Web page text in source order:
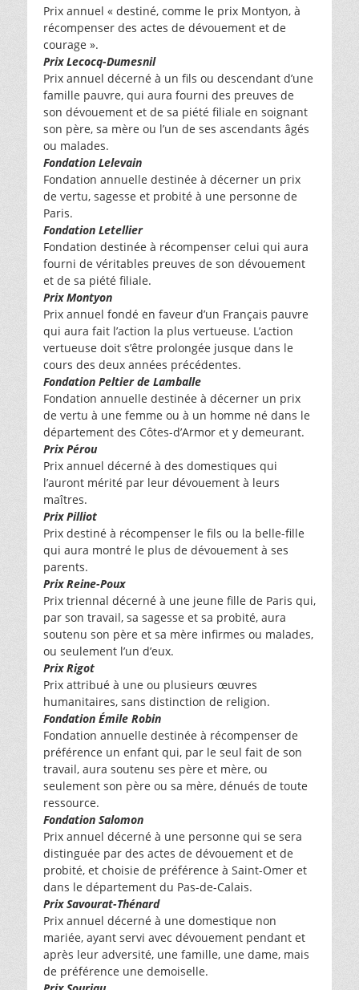
Prix annuel « destiné, comme le prix Montyon, à
récompenser des actes de dévouement et de
courage ».
Prix Lecocq-Dumesnil
Prix annuel décerné à un fils ou descendant d’une
famille pauvre, qui aura fourni des preuves de
son dévouement et de sa piété filiale en soignant
son père, sa mère ou l’un de ses ascendants âgés
ou malades.
Fondation Lelevain
Fondation annuelle destinée à décerner un prix
de vertu, sagesse et probité à une personne de
Paris.
Fondation Letellier
Fondation destinée à récompenser celui qui aura
fourni de véritables preuves de son dévouement
et de sa piété filiale.
Prix Montyon
Prix annuel fondé en faveur d’un Français pauvre
qui aura fait l’action la plus vertueuse. L’action
vertueuse doit s’être prolongée jusque dans le
cours des deux années précédentes.
Fondation Peltier de Lamballe
Fondation annuelle destinée à décerner un prix
de vertu à une femme ou à un homme né dans le
département des Côtes-d’Armor et y demeurant.
Prix Pérou
Prix annuel décerné à des domestiques qui
l’auront mérité par leur dévouement à leurs
maîtres.
Prix Pilliot
Prix destiné à récompenser le fils ou la belle-fille
qui aura montré le plus de dévouement à ses
parents.
Prix Reine-Poux
Prix triennal décerné à une jeune fille de Paris qui,
par son travail, sa sagesse et sa probité, aura
soutenu son père et sa mère infirmes ou malades,
ou seulement l’un d’eux.
Prix Rigot
Prix attribué à une ou plusieurs œuvres
humanitaires, sans distinction de religion.
Fondation Émile Robin
Fondation annuelle destinée à récompenser de
préférence un enfant qui, par le seul fait de son
travail, aura soutenu ses père et mère, ou
seulement son père ou sa mère, dénués de toute
ressource.
Fondation Salomon
Prix annuel décerné à une personne qui se sera
distinguée par des actes de dévouement et de
probité, et choisie de préférence à Saint-Omer et
dans le département du Pas-de-Calais.
Prix Savourat-Thénard
Prix annuel décerné à une domestique non
mariée, ayant servi avec dévouement pendant et
après leur adversité, une famille, une dame, mais
de préférence une demoiselle.